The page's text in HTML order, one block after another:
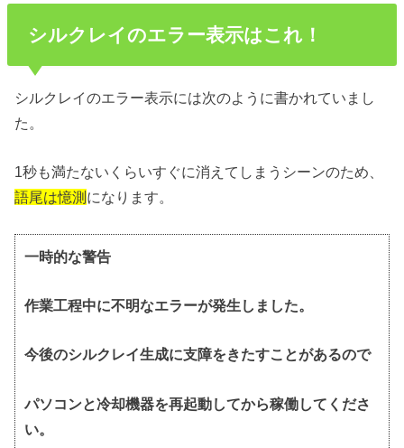
シルクレイのエラー表示はこれ！
シルクレイのエラー表示には次のように書かれていまし
た。
1秒も満たないくらいすぐに消えてしまうシーンのため、
語尾は憶測 になります。
一時的な警告
作業工程中に不明なエラーが発生しました。
今後のシルクレイ生成に支障をきたすことがあるので
パソコンと冷却機器を再起動してから稼働してくださ
い。